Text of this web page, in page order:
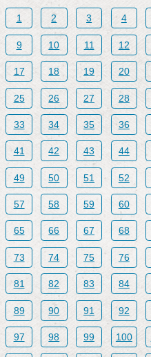
1 2 3 4
9 10 11 12
17 18 19 20
25 26 27 28
33 34 35 36
41 42 43 44
49 50 51 52
57 58 59 60
65 66 67 68
73 74 75 76
81 82 83 84
89 90 91 92
97 98 99 100